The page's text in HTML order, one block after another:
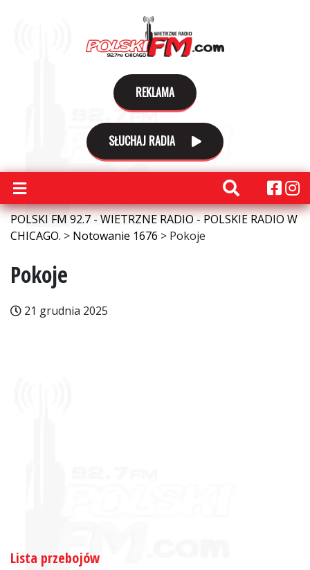
REKLAMA
SŁUCHAJ RADIA
POLSKI FM 92.7 - WIETRZNE RADIO - POLSKIE RADIO W
CHICAGO. > Notowanie 1676 > Pokoje
Pokoje
21 grudnia 2025
Lista przebojów